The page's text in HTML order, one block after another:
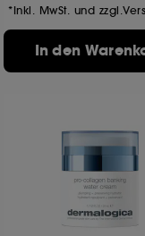
*Inkl. MwSt. und
In den